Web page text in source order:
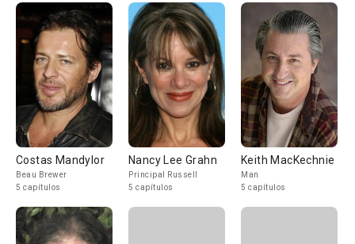
Costas Mandylor
Beau Brewer
5 capítulos
Nancy Lee Grahn
Principal Russell
5 capítulos
Keith MacKechnie
Man
5 capítulos